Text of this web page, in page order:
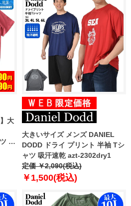
大
全
大きいサイズ メンズ DANIEL
DODD ドライ プリント 半袖 Tシ
ャツ 吸汗速乾 azt-2302dry1
定価 ￥2,090(税込)
￥1,500(税込)